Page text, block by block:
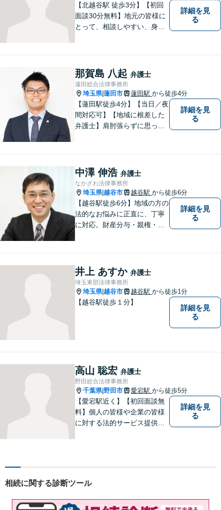
【北越谷駅 徒歩3分】【初回
面談30分無料】地元の皆様に
とって、相談しやすい、身近
してよいのかと迷っている
方、ぜひ一度ご相談くださ
い。
詳細を見
る
那賀島 八起 弁護士
蓮田総合法律事務所
埼玉県|蓮田市 蓮田駅 から徒歩4分
【蓮田駅徒歩4分】【当日／夜
間対応可】【地域に根差した
弁護士】肩肘張らずに思って
詳細を見
る
中澤 伸浩 弁護士
なかざわ法律事務所
埼玉県|越谷市 越谷駅 から徒歩6分
【越谷駅徒歩6分】地域の方の
法的なお悩みに正直に、丁寧
に対応。財産分与・親権・養
近なお困りごとはお気軽にご
相談ください。
詳細を見
る
井上 あすか 弁護士
埼玉東部法律事務所
埼玉県|越谷市 越谷駅 から徒歩1分
【越谷駅徒歩１分】
詳細を見
る
高山 聡宏 弁護士
野田総合法律事務所
千葉県| 野田市 愛宕駅 から徒歩5分
【愛宕駅近く】【初回面談無
料】個人の皆様や企業の皆様
に対する法的サービス提供に
務など、幅広く対応します。
お気軽にご相談ください。
詳細を見
る
相続に関する診断ツール